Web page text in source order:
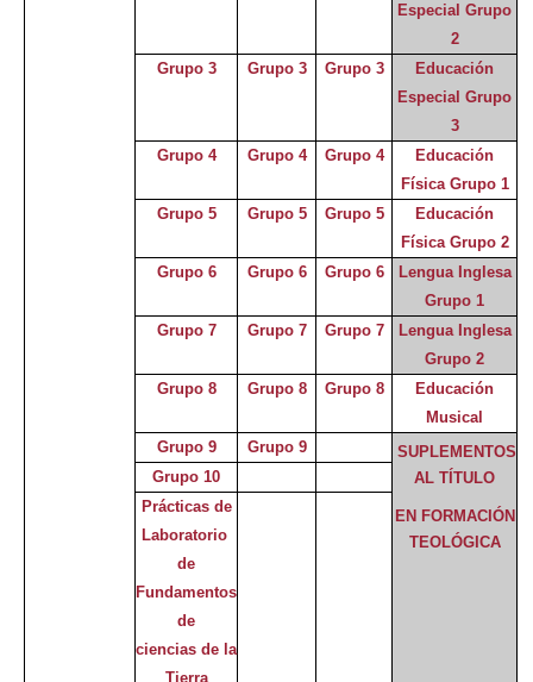
Especial Grupo
2
Grupo 3
Grupo 3 Grupo 3
Educación
Especial Grupo
3
Grupo 4
Grupo 4 Grupo 4
Educación
Física Grupo 1
Grupo 5
Grupo 5 Grupo 5
Educación
Física Grupo 2
Grupo 6
Grupo 6 Grupo 6
Lengua Inglesa
Grupo 1
Grupo 7
Grupo 7 Grupo 7
Lengua Inglesa
Grupo 2
Grupo 8
Grupo 8 Grupo 8
Educación
Musical
Grupo 9
Grupo 9
SUPLEMENTOS
AL TÍTULO
EN FORMACIÓN
TEOLÓGICA
Grupo 10
Prácticas de
Laboratorio
de
Fundamentos
de
ciencias de la
Tierra